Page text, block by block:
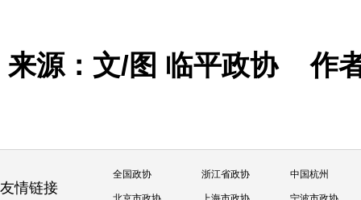
来源：文/图 临平政协作
友情链接
全国政协 浙江省政协 中国杭州